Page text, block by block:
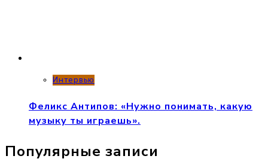
Интервью
Феликс Антипов: «Нужно понимать, какую
музыку ты играешь».
Популярные записи